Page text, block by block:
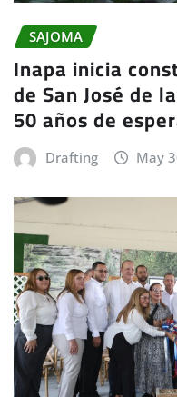
SAJOMA
Inapa inicia
de San José de
50 años de
Drafting May